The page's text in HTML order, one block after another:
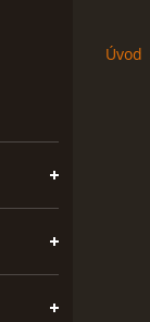
Úvod